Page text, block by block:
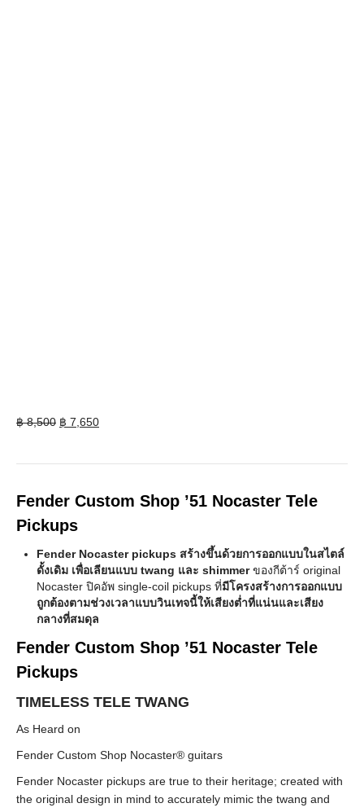
฿8,500 Original
฿ 7,650Current
Fender Custom Shop ’51 Nocaster Tele
Pickups
Fender Nocaster pickups สร้างขึ้นด้วยการออกแบบในสไตล์
ดั้งเดิม เพื่อเลียนแบบ twang และ shimmerของกีต้าร์ original
Nocaster ปิคอัพ single-coil pickups ที่มีโครงสร้างการออกแบบ
ถูกต้องตามช่วงเวลาแบบวินเทจนี้ให้เสียงต่ำที่แน่นและเสียง
กลางที่สมดุล
Fender Custom Shop ’51 Nocaster Tele
Pickups
TIMELESS TELE TWANG
As Heard on
Fender Custom Shop Nocaster® guitars
Fender Nocaster pickups are true to their heritage; created with
the original design in mind to accurately mimic the twang and